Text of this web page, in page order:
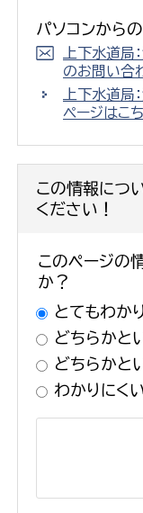
パソコンから
上下水道
のお問い合
上下水道
ページはこ
この情報につ
ください！
このページの
か？
とてもわか
どちらかと
どちらかと
わかりにく